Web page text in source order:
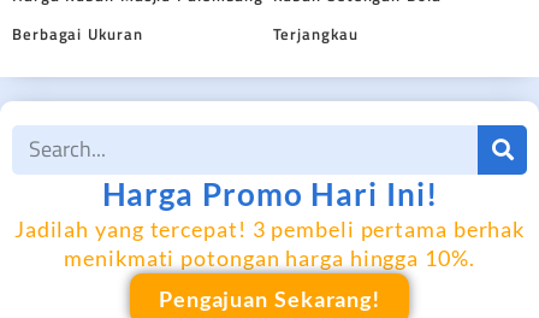
Berbagai Ukuran
Terjangkau
Harga Promo Hari Ini!
Jadilah yang tercepat! 3 pembeli pertama berhak
menikmati potongan harga hingga 10%.
Pengajuan Sekarang!